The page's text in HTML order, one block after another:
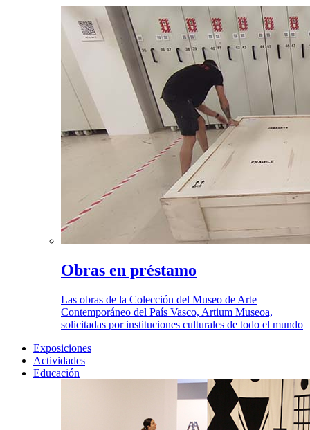
Obras en préstamo
Las obras de la Colección del Museo de Arte
Contemporáneo del País Vasco, Artium Museoa,
solicitadas por instituciones culturales de todo el mundo
Exposiciones
Actividades
Educación